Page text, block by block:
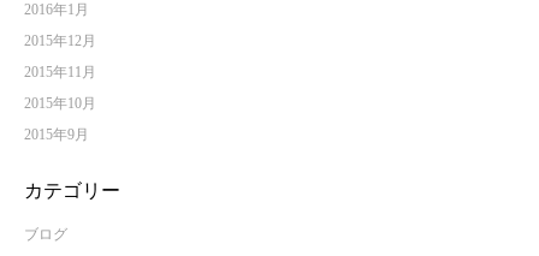
2016年1月
2015年12月
2015年11月
2015年10月
2015年9月
カテゴリー
ブログ